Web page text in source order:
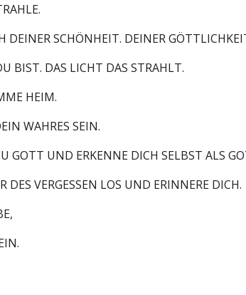
DEINER SCHÖNHEIT. DEINER
BIST. DAS LICHT DAS STRAHLT.
HEIM.
WAHRES SEIN.
GOTT UND ERKENNE DICH SELBST ALS
DES VERGESSEN LOS UND ERINNERE DICH.